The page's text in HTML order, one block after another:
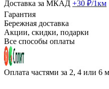
Доставка за МКАД +30 ₽/1км
Гарантия
Бережная доставка
Акции, скидки, подарки
Все способы оплаты
Оплата частями за 2, 4 или 6